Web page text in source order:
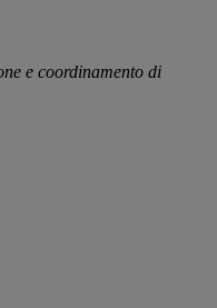
e coordinamento di